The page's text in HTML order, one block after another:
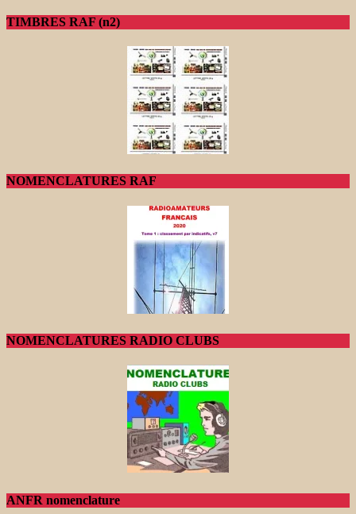
TIMBRES RAF (n2)
NOMENCLATURES RAF
NOMENCLATURES RADIO CLUBS
ANFR nomenclature